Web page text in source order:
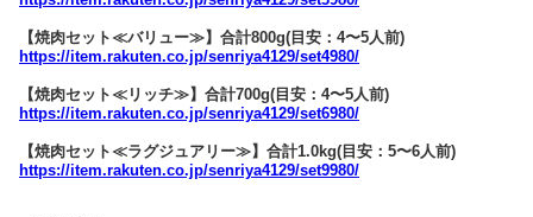
【焼肉セット≪バリュー≫】合計800g(目安：4〜5人前)
https://item.rakuten.co.jp/senriya4129/set4980/
【焼肉セット≪リッチ≫】合計700g(目安：4〜5人前)
https://item.rakuten.co.jp/senriya4129/set6980/
【焼肉セット≪ラグジュアリー≫】合計1.0kg(目安：5〜6人前)
https://item.rakuten.co.jp/senriya4129/set9980/